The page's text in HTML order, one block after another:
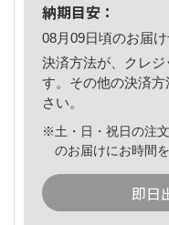
納期目安：
08月09日頃のお届け
決済方法が、クレ
す。その他の決済方
さい。
※土・日・祝日の注
のお届けにお時間
即日